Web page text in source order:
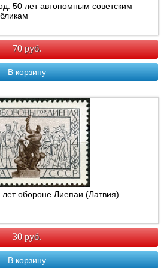
50 лет автономным советским
70 руб.
В корзину
обороне Лиепаи (Латвия)
30 руб.
В корзину